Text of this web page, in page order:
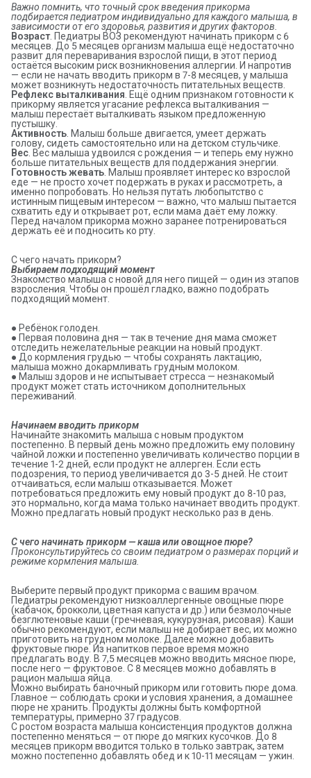
Важно помнить, что точный срок введения прикорма
подбирается педиатром индивидуально для каждого малыша, в
зависимости от его здоровья, развития и других факторов.
Возраст. Педиатры ВОЗ рекомендуют начинать прикорм с 6
месяцев. До 5 месяцев организм малыша ещё недостаточно
развит для переваривания взрослой пищи, в этот период
остаётся высоким риск возникновения аллергии. И напротив
— если не начать вводить прикорм в 7-8 месяцев, у малыша
может возникнуть недостаточность питательных веществ.
Рефлекс выталкивания . Ещё одним признаком готовности к
прикорму является угасание рефлекса выталкивания —
малыш перестаёт выталкивать языком предложенную
пустышку.
Активность . Малыш больше двигается, умеет держать
голову, сидеть самостоятельно или на детском стульчике.
Вес . Вес малыша удвоился с рождения — и теперь ему нужно
больше питательных веществ для поддержания энергии.
Готовность жевать . Малыш проявляет интерес ко взрослой
еде — не просто хочет подержать в руках и рассмотреть, а
именно попробовать. Но нельзя путать любопытство с
истинным пищевым интересом — важно, что малыш пытается
схватить еду и открывает рот, если мама даёт ему ложку.
Перед началом прикорма можно заранее потренироваться
держать её и подносить ко рту.
С чего начать прикорм?
Выбираем подходящий момент
Знакомство малыша с новой для него пищей — один из этапов
взросления. Чтобы он прошёл гладко, важно подобрать
подходящий момент.
● Ребёнок голоден.
● Первая половина дня — так в течение дня мама сможет
отследить нежелательные реакции на новый продукт.
● До кормления грудью — чтобы сохранять лактацию,
малыша можно докармливать грудным молоком.
● Малыш здоров и не испытывает стресса — незнакомый
продукт может стать источником дополнительных
переживаний.
Начинаем вводить прикорм
Начинайте знакомить малыша с новым продуктом
постепенно. В первый день можно предложить ему половину
чайной ложки и постепенно увеличивать количество порции в
течение 1-2 дней, если продукт не аллерген. Если есть
подозрения, то период увеличивается до 3-5 дней. Не стоит
отчаиваться, если малыш отказывается. Может
потребоваться предложить ему новый продукт до 8-10 раз,
это нормально, когда мама только начинает вводить продукт.
Можно предлагать новый продукт несколько раз в день.
С чего начинать прикорм — каша или овощное пюре?
Проконсультируйтесь со своим педиатром о размерах порций и
режиме кормления малыша.
Выберите первый продукт прикорма с вашим врачом.
Педиатры рекомендуют низкоаллергенные овощные пюре
(кабачок, брокколи, цветная капуста и др.) или безмолочные
безглютеновые каши (гречневая, кукурузная, рисовая). Каши
обычно рекомендуют, если малыш не добирает вес, их можно
приготовить на грудном молоке. Далее можно добавить
фруктовые пюре. Из напитков первое время можно
предлагать воду. В 7,5 месяцев можно вводить мясное пюре,
после него — фруктовое. С 8 месяцев можно добавлять в
рацион малыша яйца.
Можно выбирать баночный прикорм или готовить пюре дома.
Главное — соблюдать сроки и условия хранения, а домашнее
пюре не хранить. Продукты должны быть комфортной
температуры, примерно 37 градусов.
С ростом возраста малыша консистенция продуктов должна
постепенно меняться — от пюре до мягких кусочков. До 8
месяцев прикорм вводится только в только завтрак, затем
можно постепенно добавлять обед и к 10-11 месяцам — ужин.